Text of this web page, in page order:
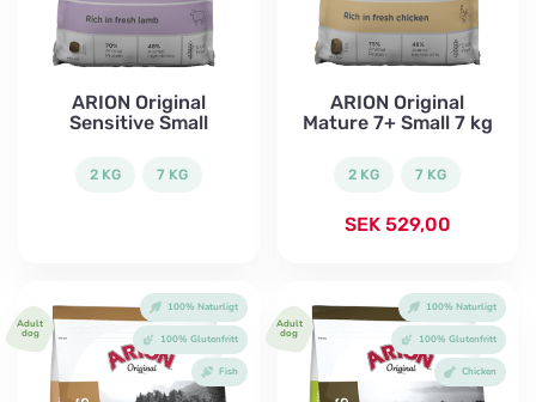
ARION Original
Sensitive Small
2 KG 7 KG
ARION Original
Mature 7+ Small 7 kg
2 KG 7 KG
SEK 529,00
Adult
dog
100% Naturligt
100% Glutenfritt
Fish
Adult
dog
100% Naturligt
100% Glutenfritt
Chicken